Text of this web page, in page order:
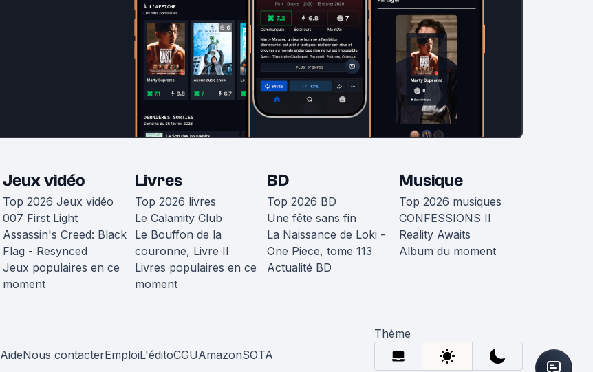
Jeux vidéo
Top 2026 Jeux vidéo
007 First Light
Assassin's Creed: Black
Flag - Resynced
Jeux populaires en ce
moment
Livres
Top 2026 livres
Le Calamity Club
Le Bouffon de la
couronne, Livre II
Livres populaires en ce
moment
BD
Top 2026 BD
Une fête sans fin
La Naissance de Loki -
One Piece, tome 113
Actualité BD
Musique
Top 2026 musiques
CONFESSIONS II
Reality Awaits
Album du moment
AideNous contacterEmploiL'éditoCGUAmazonSOTA
Thème